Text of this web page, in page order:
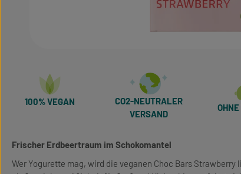
100% VEGAN
CO2-NEUTRALER
VERSAND
Frischer Erdbeertraum im Schokomantel
Wer Yogurette mag, wird die veganen Choc Bars